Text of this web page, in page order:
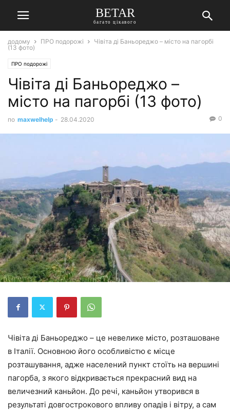
BETAR
багато цікавого
додому ПРО подорожі
Чівіта ді Баньореджо – місто на пагорбі
(13 фото)
ПРО подорожі
Чівіта ді Баньореджо –
місто на пагорбі (13 фото)
по maxwelhelp - 28.04.2020 0
Чівіта ді Баньореджо – це невелике місто, розташоване
в Італії. Основною його особливістю є місце
розташування, адже населений пункт стоїть на вершині
пагорба, з якого відкривається прекрасний вид на
величезний каньйон. До речі, каньйон утворився в
результаті довгострокового впливу опадів і вітру, а сам